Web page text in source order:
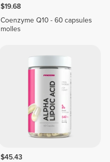
$19.68
Coenzyme Q10 - 60 capsules
molles
$45.43